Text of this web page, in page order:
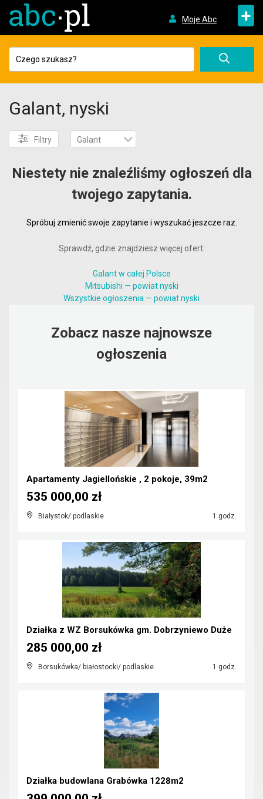
Moje Abc +
Galant, nyski
Filtry Galant
Niestety nie znaleźliśmy ogłoszeń dla
twojego zapytania.
Spróbuj zmienić swoje zapytanie i wyszukać jeszcze raz.
Sprawdź, gdzie znajdziesz więcej ofert:
Galant w całej Polsce
Mitsubishi — powiat nyski
Wszystkie ogłoszenia — powiat nyski
Zobacz nasze najnowsze
ogłoszenia
Apartamenty Jagiellońskie , 2 pokoje, 39m2
Białystok/ podlaskie 1 godz.
535 000,00 zł
Działka z WZ Borsukówka gm. Dobrzyniewo Duże
Borsukówka/ białostocki/ podlaskie 1 godz.
285 000,00 zł
Działka budowlana Grabówka 1228m2